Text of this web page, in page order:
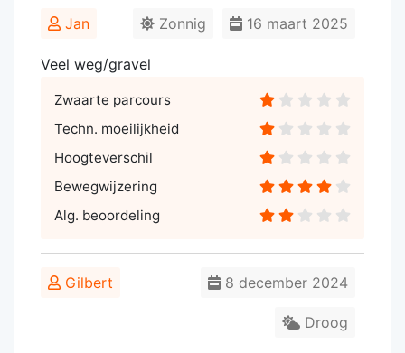
Jan 16 maart 2025
Zonnig
Veel weg/gravel
Zwaarte parcours
Techn. moeilijkheid
Hoogteverschil
Bewegwijzering
Alg. beoordeling
Gilbert 8 december 2024
Droog